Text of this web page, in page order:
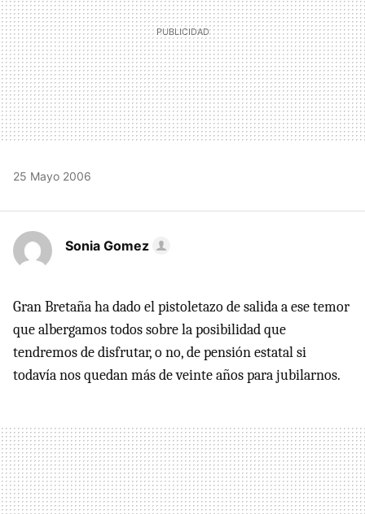
25 Mayo 2006
Sonia Gomez
Gran Bretaña ha dado el pistoletazo de salida a ese temor
que albergamos todos sobre la posibilidad que
tendremos de disfrutar, o no, de pensión estatal si
todavía nos quedan más de veinte años para jubilarnos.